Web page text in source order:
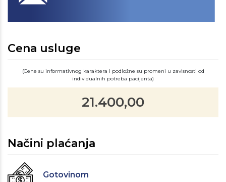
Cena usluge
(Cene su informativnog karaktera i podložne su promeni u zavisnosti od
individualnih potreba pacijenta)
21.400,00
Načini plaćanja
Gotovinom